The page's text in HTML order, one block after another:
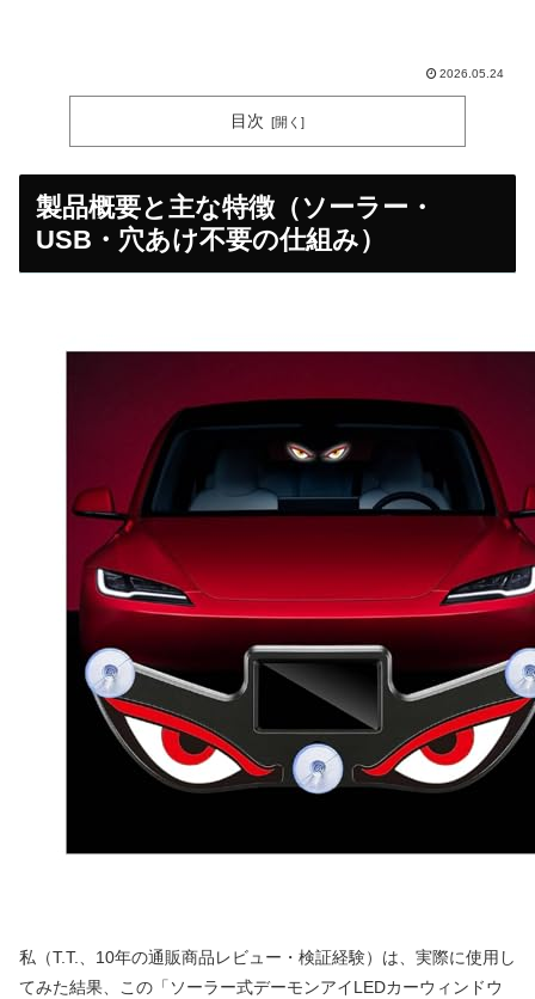
2026.05.24
目次
製品概要と主な特徴（ソーラー・
USB・穴あけ不要の仕組み）
私（T.T.、10年の通販商品レビュー・検証経験）は、実際に使用し
てみた結果、この「ソーラー式デーモンアイLEDカーウィンドウ